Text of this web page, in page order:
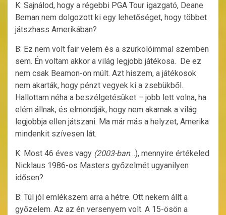
K: Sajnálod, hogy a régebbi PGA Tour igazgató, Deane
Beman nem dolgozott ki egy lehetőséget, hogy többet
játszhass Amerikában?
B: Ez nem volt fair velem és a szurkolóimmal szemben
sem. Én voltam akkor a világ legjobb játékosa. De ez
nem csak Beamon-on múlt. Azt hiszem, a játékosok
nem akarták, hogy pénzt vegyek ki a zsebükből.
Hallottam néha a beszélgetésüket – jobb lett volna, ha
elém állnak, és elmondják, hogy nem akarnak a világ
legjobbja ellen játszani. Ma már más a helyzet, Amerika
mindenkit szívesen lát.
K: Most 46 éves vagy (2003-ban…), mennyire értékeled
Nicklaus 1986-os Masters győzelmét ugyanilyen
idősen?
B: Túl jól emlékszem arra a hétre. Ott nekem állt a
győzelem. Az az én versenyem volt. A 15-ösön a